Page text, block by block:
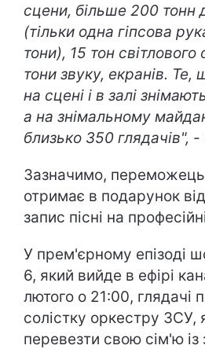
сцени, більше 200 тонн
(тільки одна гіпсова
тони), 15 тон
тони звуку, екранів. Те,
на сцені і в залі
а на знімальному
близько 350 глядачів", -
Зазначимо,
отримає в подарунок
запис пісні на
У прем'єрному епізоді
6, який вийде в ефірі
лютого о 21:00, глядачі
солістку оркестру ЗСУ,
перевезти свою сім'ю